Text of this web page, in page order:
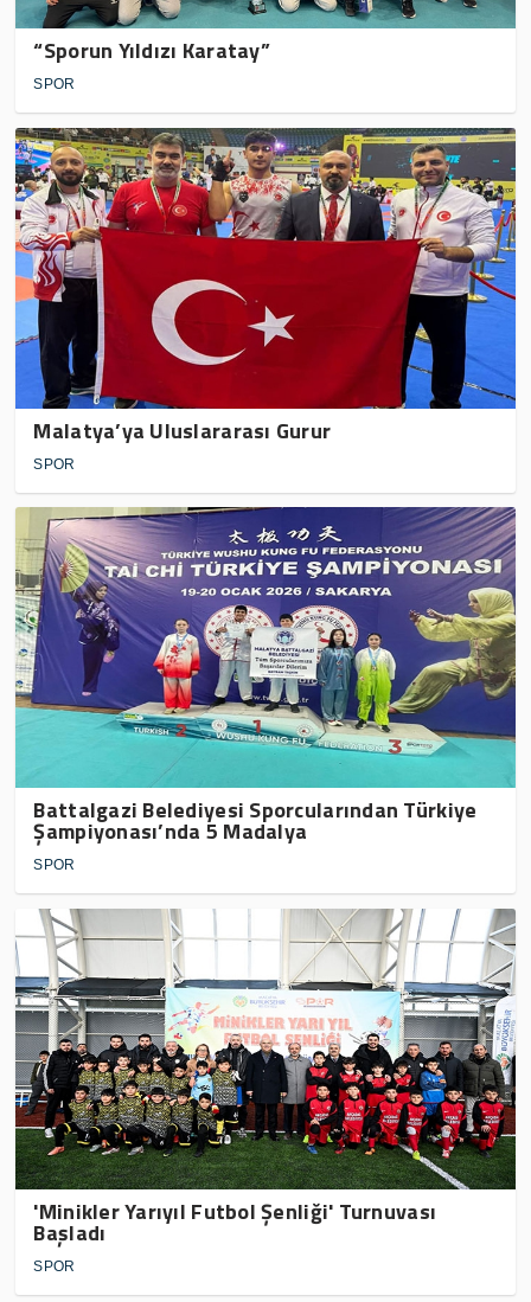
“Sporun Yıldızı Karatay”
SPOR
Malatya’ya Uluslararası Gurur
SPOR
Battalgazi Belediyesi Sporcularından Türkiye
Şampiyonası’nda 5 Madalya
SPOR
'Minikler Yarıyıl Futbol Şenliği' Turnuvası
Başladı
SPOR